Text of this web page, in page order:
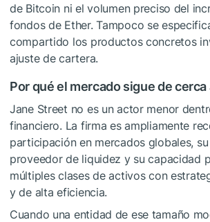
de Bitcoin ni el volumen preciso del
fondos de Ether. Tampoco se
compartido los productos concretos
ajuste de cartera.
Por qué el mercado sigue de
Jane Street no es un actor menor
financiero. La firma es ampliamente
participación en mercados globales,
proveedor de liquidez y su capacidad
múltiples clases de activos con
y de alta eficiencia.
Cuando una entidad de ese tamaño